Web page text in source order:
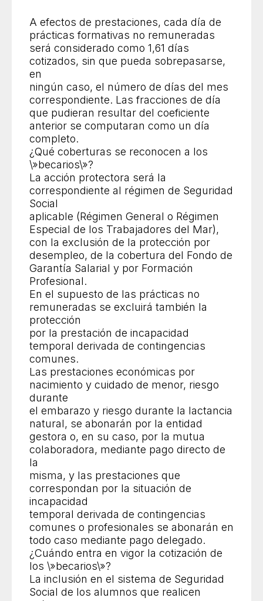
A efectos de prestaciones, cada día de
prácticas formativas no remuneradas
será considerado como 1,61 días
cotizados, sin que pueda sobrepasarse,
en
ningún caso, el número de días del mes
correspondiente. Las fracciones de día
que pudieran resultar del coeficiente
anterior se computaran como un día
completo.
¿Qué coberturas se reconocen a los
\»becarios\»?
La acción protectora será la
correspondiente al régimen de Seguridad
Social
aplicable (Régimen General o Régimen
Especial de los Trabajadores del Mar),
con la exclusión de la protección por
desempleo, de la cobertura del Fondo de
Garantía Salarial y por Formación
Profesional.
En el supuesto de las prácticas no
remuneradas se excluirá también la
protección
por la prestación de incapacidad
temporal derivada de contingencias
comunes.
Las prestaciones económicas por
nacimiento y cuidado de menor, riesgo
durante
el embarazo y riesgo durante la lactancia
natural, se abonarán por la entidad
gestora o, en su caso, por la mutua
colaboradora, mediante pago directo de
la
misma, y las prestaciones que
correspondan por la situación de
incapacidad
temporal derivada de contingencias
comunes o profesionales se abonarán en
todo caso mediante pago delegado.
¿Cuándo entra en vigor la cotización de
los \»becarios\»?
La inclusión en el sistema de Seguridad
Social de los alumnos que realicen